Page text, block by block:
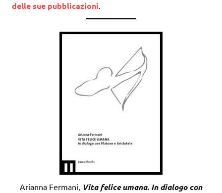
delle sue pubblicazioni.
Arianna Fermani, Vita felice umana. In dialogo con